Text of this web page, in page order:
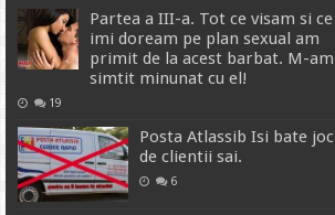
Partea a III-a. Tot ce visam si ce
imi doream pe plan sexual am
primit de la acest barbat. M-am
simtit minunat cu el!
19
Posta Atlassib Isi bate joc
de clientii sai.
6